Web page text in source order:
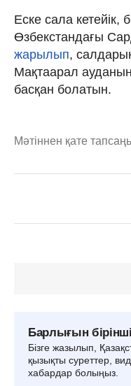
Еске сала кетейік,
Өзбекстандағы
жарылып,
Мақтаарал
басқан болатын.
Мәтіннен қате
Барлығын
Бізге жазылып,
қызықты суреттер,
хабардар болыңыз.